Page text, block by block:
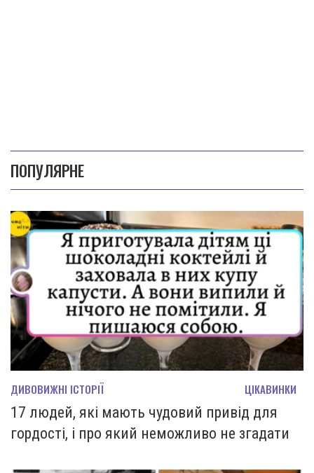
ПОПУЛЯРНЕ
ДИВОВИЖНІ ІСТОРІЇ ЦІКАВИНКИ
17 людей, які мають чудовий привід для
гордості, і про який неможливо не згадати